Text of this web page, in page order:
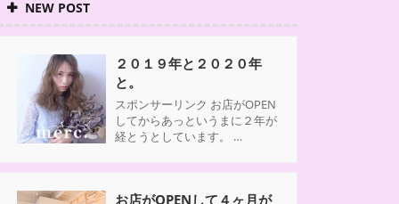
NEW POST
２０１９年と２０２０年
と。
スポンサーリンク お店がOPEN
してからあっというまに２年が
経とうとしています。 …
お店がOPENして４ヶ月が